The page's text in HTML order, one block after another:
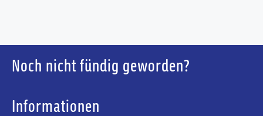
Noch nicht fündig geworden?
Informationen